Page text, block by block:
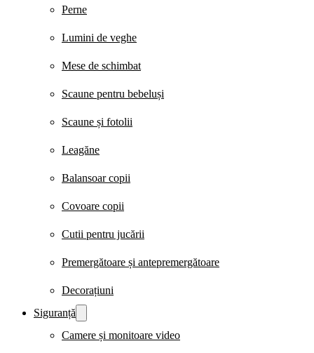
Perne
Lumini de veghe
Mese de schimbat
Scaune pentru bebeluși
Scaune și fotolii
Leagăne
Balansoar copii
Covoare copii
Cutii pentru jucării
Premergătoare și antepremergătoare
Decorațiuni
Siguranță
Camere și monitoare video